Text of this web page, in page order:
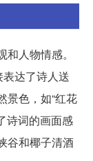
人物情感。
表达了诗人送
景色，如“红花
诗词的画面感
谷和椰子清酒